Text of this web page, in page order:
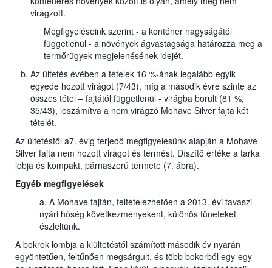
virágzott.
Megfigyeléseink szerint - a konténer nagyságától
függetlenül - a növények ágvastagsága határozza meg a
termőrügyek megjelenésének idejét.
Az ültetés évében a tételek 16 %-ának legalább egyik
egyede hozott virágot (7/43), míg a második évre szinte az
összes tétel – fajtától függetlenül - virágba borult (81 %,
35/43), leszámítva a nem virágzó Mohave Silver fajta két
tételét.
Az ültetéstől a7. évig terjedő megfigyelésünk alapján a Mohave
Silver fajta nem hozott virágot és termést. Díszítő értéke a tarka
lobja és kompakt, párnaszerű termete (7. ábra).
Egyéb megfigyelések
a. A Mohave fajtán, feltételezhetően a 2013. évi tavaszi-
nyári hőség következményeként, különös tüneteket
észleltünk.
A bokrok lombja a kiültetéstől számított második év nyarán
egyöntetűen, feltűnően megsárgult, és több bokorból egy-egy